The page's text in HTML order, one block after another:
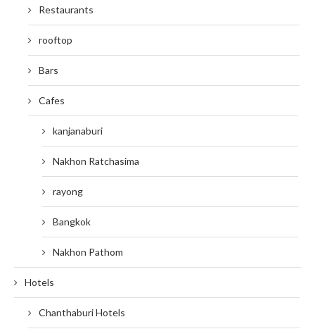
Restaurants
rooftop
Bars
Cafes
kanjanaburi
Nakhon Ratchasima
rayong
Bangkok
Nakhon Pathom
Hotels
Chanthaburi Hotels